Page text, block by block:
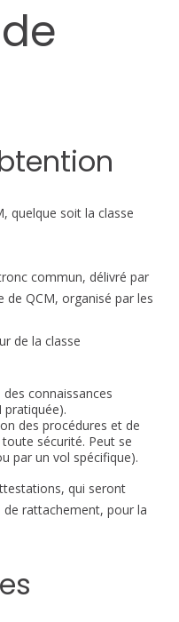
quelque soit la classe
commun, délivré par
de QCM, organisé par les
de la classe
connaissances
pratiquée).
des procédures et de
sécurité. Peut se
par un vol spécifique).
qui seront
rattachement, pour la